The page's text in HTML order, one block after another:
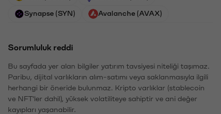
Synapse (SYN) Avalanche (AVAX)
Sorumluluk reddi
Bu sayfada yer alan bilgiler yatırım tavsiyesi niteliği taşımaz.
Paribu, dijital varlıkların alım-satımı veya saklanmasıyla ilgili
herhangi bir öneride bulunmaz. Kripto varlıklar (stablecoin
ve NFT'ler dahil), yüksek volatiliteye sahiptir ve ani değer
kayıpları yaşanabilir.